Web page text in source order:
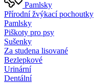
Pamlsky
Přírodní žvýkací pochoutky
Pamlsky
Piškoty pro psy
Sušenky
Za studena lisované
Bezlepkové
Urinární
Dentální